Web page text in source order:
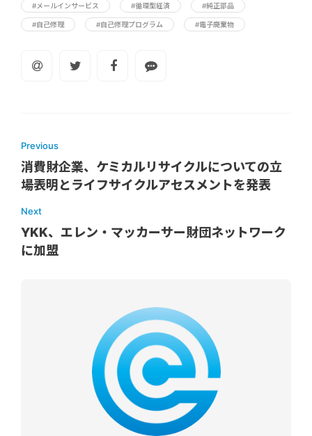
#メールインサービス #循環型経済 #純正部品
#自己修理 #自己修理プログラム #電子廃棄物
Previous
消費財企業、ケミカルリサイクルについての立
場表明とライフサイクルアセスメントを発表
Next
YKK、エレン・マッカーサー財団ネットワーク
に加盟